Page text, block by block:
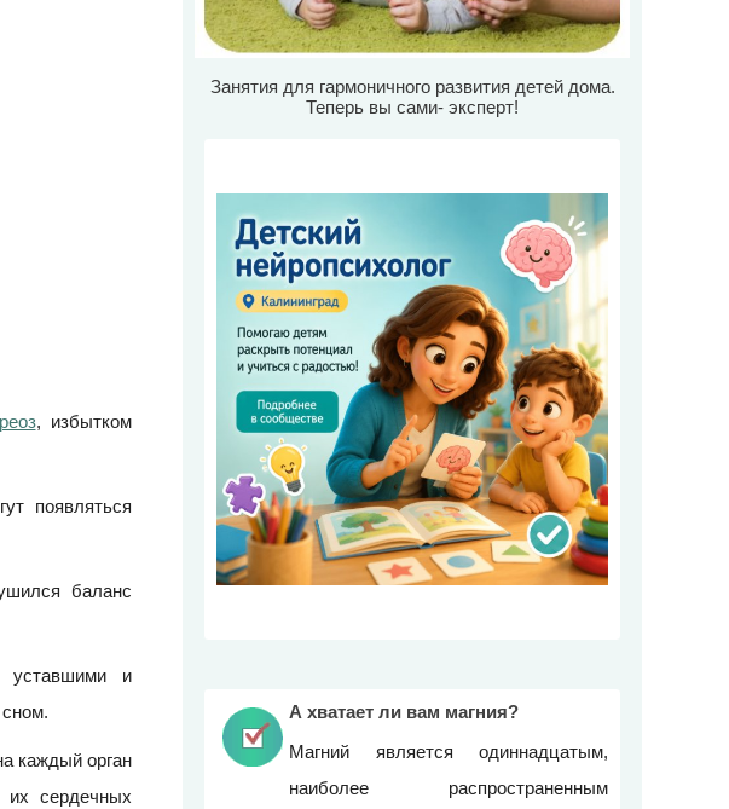
, избытком
появляться
баланс
уставшими и
каждый орган
их сердечных
Занятия для гармоничного развития детей дома.
Теперь вы сами- эксперт!
А хватает ли вам магния?
Магний является одиннадцатым,
наиболее распространенным